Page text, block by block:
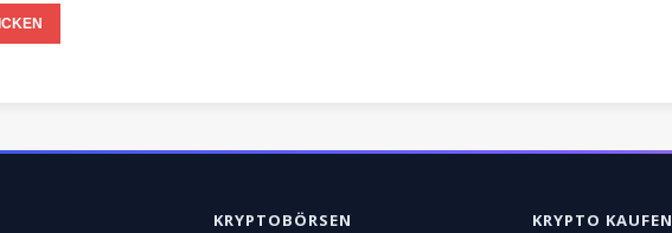
KRYPTOBÖRSEN KRYPTO KAUFEN